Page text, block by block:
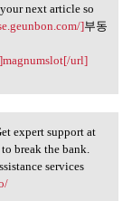
next article so
]부동
url]
expert support at
break the bank.
services